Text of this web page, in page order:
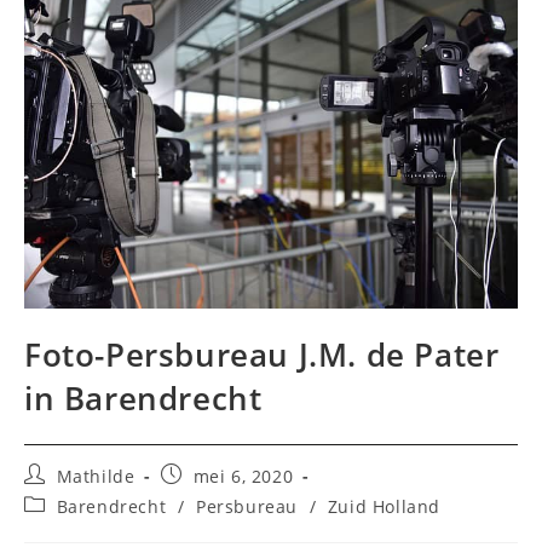
Foto-Persbureau J.M. de Pater
in Barendrecht
Bericht
auteur:
Mathilde
Bericht
gepubliceerd
op:
mei 6, 2020
Berichtcategorie:
Barendrecht / Persbureau / Zuid Holland